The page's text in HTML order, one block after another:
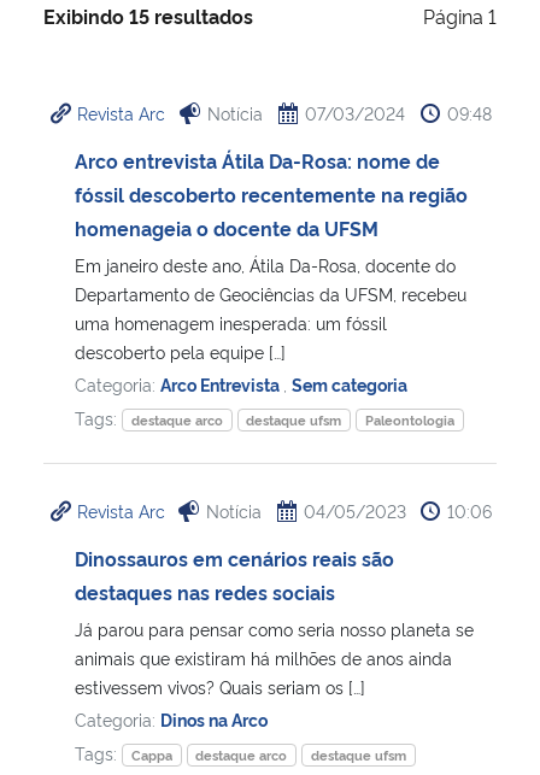
Ministério da Cidadania
Ministério de Minas e Energia
Ministério da Ciência, Tecnologia, Inovações e Comunicações
Ministério do Meio Ambiente
Ministério do Turismo
Ministério do Desenvolvimento Regional
Controladoria-Geral da União
Ministério da Mulher, da Família e dos Direitos Humanos
Secretaria-Geral
Secretaria de Governo
Exibindo 15 resultados Página 1
Revista Arc Notícia 07/03/2024 09:48
Arco entrevista Átila Da-Rosa: nome de
fóssil descoberto recentemente na região
homenageia o docente da UFSM
Em janeiro deste ano, Átila Da-Rosa, docente do
Departamento de Geociências da UFSM, recebeu
uma homenagem inesperada: um fóssil
descoberto pela equipe […]
Categoria: Arco Entrevista Sem categoria
Tags:
destaque arco destaque ufsm Paleontologia
Revista Arc Notícia 04/05/2023 10:06
Dinossauros em cenários reais são
destaques nas redes sociais
Já parou para pensar como seria nosso planeta se
animais que existiram há milhões de anos ainda
estivessem vivos? Quais seriam os […]
Categoria: Dinos na Arco
Tags:
Cappa destaque arco
destaque ufsm